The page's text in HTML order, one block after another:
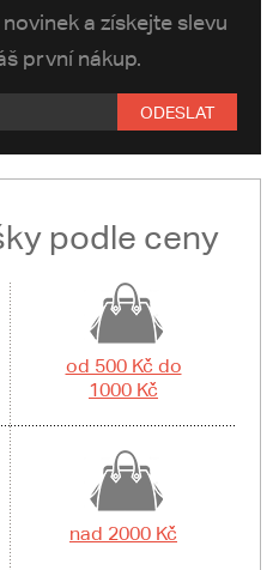
a získejte slevu
první nákup.
ODESLAT
podle ceny
od 500 Kč do
1000 Kč
nad 2000 Kč